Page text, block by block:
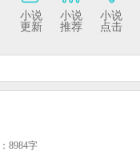
小说
更新
小说
推荐
小说
点击
8984字